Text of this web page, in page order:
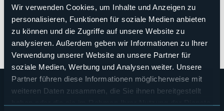
Wir verwenden Cookies, um Inhalte und Anzeigen zu
personalisieren, Funktionen für soziale Medien anbieten
zu können und die Zugriffe auf unsere Website zu
analysieren. Außerdem geben wir Informationen zu Ihrer
Verwendung unserer Website an unsere Partner für
soziale Medien, Werbung und Analysen weiter. Unsere
Partner führen diese Informationen möglicherweise mit
weiteren Daten zusammen, die Sie ihnen bereitgestellt
In Partnerschaft mit ENIT Paris
alpn0164_p022-046-grandformat-bat_0.pdf